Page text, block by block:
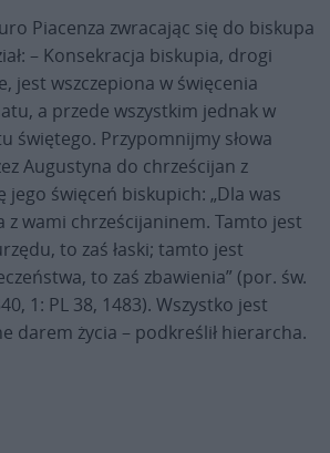
Piacenza zwracając się do biskupa
– Konsekracja biskupia, drogi
jest wszczepiona w święcenia
a przede wszystkim jednak w
świętego. Przypomnijmy słowa
Augustyna do chrześcijan z
jego święceń biskupich: „Dla was
z wami chrześcijaninem. Tamto jest
to zaś łaski; tamto jest
to zaś zbawienia” (por. św.
1: PL 38, 1483). Wszystko jest
darem życia – podkreślił hierarcha.